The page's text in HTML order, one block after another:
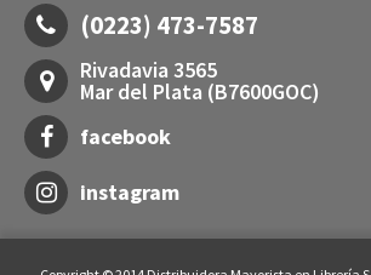
(0223) 473-7587
Rivadavia 3565
Mar del Plata (B7600GOC)
facebook
instagram